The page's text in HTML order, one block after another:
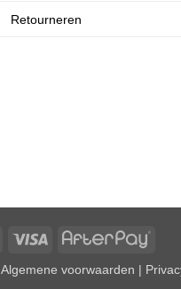
Retourneren
BancontactVisa
Algemene voorwaarden |